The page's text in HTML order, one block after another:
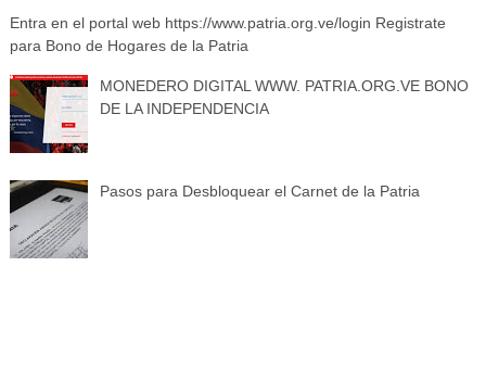
Entra en el portal web https://www.patria.org.ve/login Registrate
para Bono de Hogares de la Patria
MONEDERO DIGITAL WWW. PATRIA.ORG.VE BONO
DE LA INDEPENDENCIA
Pasos para Desbloquear el Carnet de la Patria